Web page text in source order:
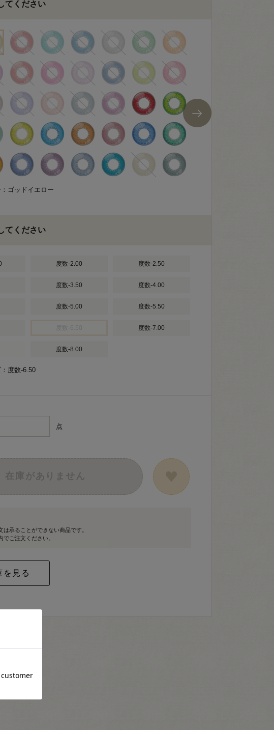
てください
ゴッドイエロー
てください
度数-2.00 度数-2.50
度数-3.50 度数-4.00
度数-5.00 度数-5.50
度数-7.00
度数-8.00
度数-6.50
点
は承ることができない商品です。
でご注文ください。